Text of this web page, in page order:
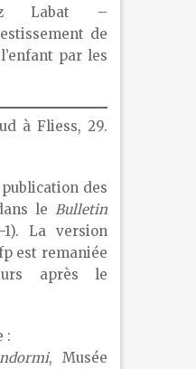
Labat –
de
par les
à Fliess, 29.
des
le Bulletin
La version
est remaniée
après le
:
, Musée